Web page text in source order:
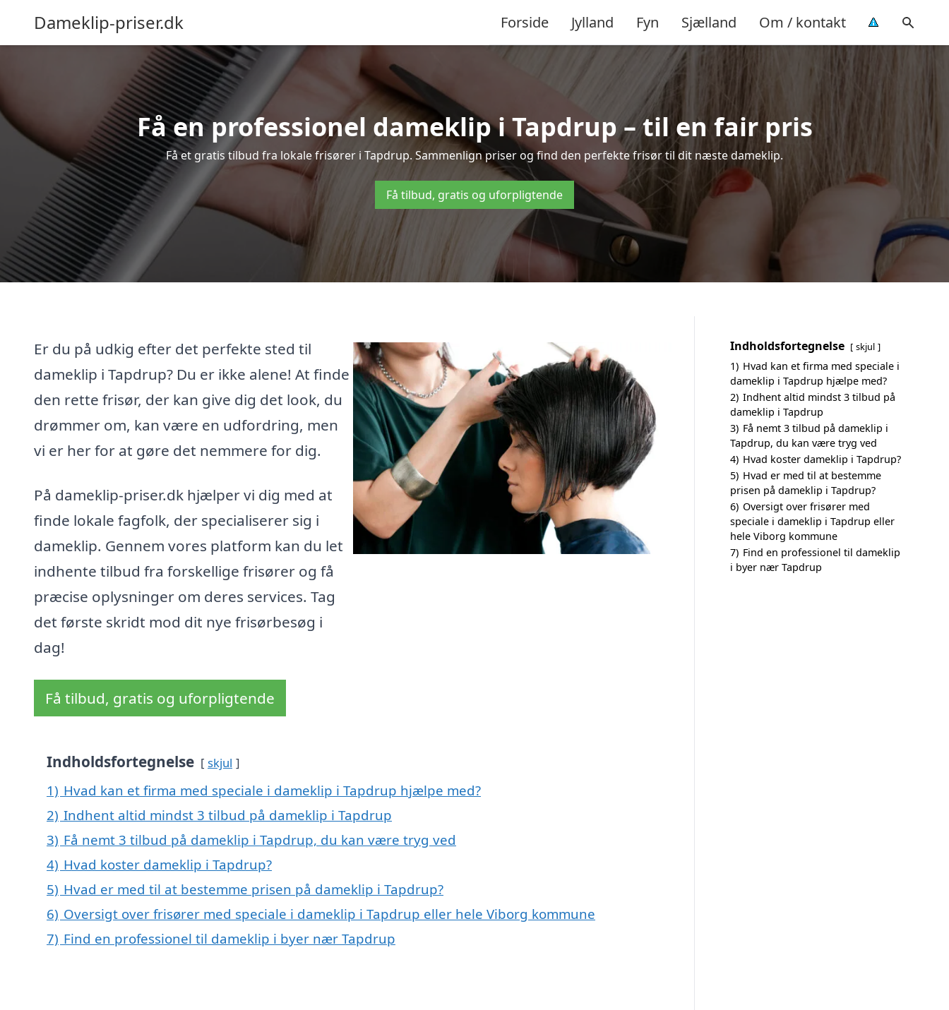
Dameklip-priser.dk Forside Jylland Fyn Sjælland Om / kontakt
Få en professionel dameklip i Tapdrup – til en fair pris
Få et gratis tilbud fra lokale frisører i Tapdrup. Sammenlign priser og find den perfekte frisør til dit næste dameklip.
Få tilbud, gratis og uforpligtende
Er du på udkig efter det perfekte sted til
dameklip i Tapdrup? Du er ikke alene! At finde
den rette frisør, der kan give dig det look, du
drømmer om, kan være en udfordring, men
vi er her for at gøre det nemmere for dig.
På dameklip-priser.dk hjælper vi dig med at
finde lokale fagfolk, der specialiserer sig i
dameklip. Gennem vores platform kan du let
indhente tilbud fra forskellige frisører og få
præcise oplysninger om deres services. Tag
det første skridt mod dit nye frisørbesøg i
dag!
Få tilbud, gratis og uforpligtende
Indholdsfortegnelse skjul
1) Hvad kan et firma med speciale i dameklip i Tapdrup hjælpe med?
2) Indhent altid mindst 3 tilbud på dameklip i Tapdrup
3) Få nemt 3 tilbud på dameklip i Tapdrup, du kan være tryg ved
4) Hvad koster dameklip i Tapdrup?
5) Hvad er med til at bestemme prisen på dameklip i Tapdrup?
6) Oversigt over frisører med speciale i dameklip i Tapdrup eller hele Viborg kommune
7) Find en professionel til dameklip i byer nær Tapdrup
Indholdsfortegnelse skjul
1) Hvad kan et firma med speciale i
dameklip i Tapdrup hjælpe med?
2) Indhent altid mindst 3 tilbud på
dameklip i Tapdrup
3) Få nemt 3 tilbud på dameklip i
Tapdrup, du kan være tryg ved
4) Hvad koster dameklip i Tapdrup?
5) Hvad er med til at bestemme
prisen på dameklip i Tapdrup?
6) Oversigt over frisører med
speciale i dameklip i Tapdrup eller
hele Viborg kommune
7) Find en professionel til dameklip
i byer nær Tapdrup